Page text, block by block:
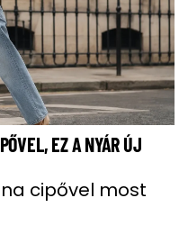
EZ A NYÁR ÚJ
cipővel most